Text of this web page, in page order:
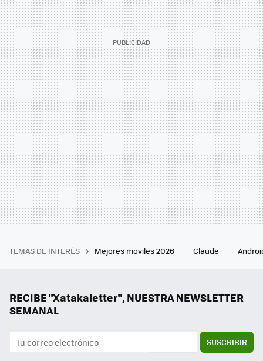
TEMAS DE INTERÉS Mejores moviles 2026 Claude
RECIBE "Xatakaletter", NUESTRA NEWSLETTER
SEMANAL
SUSCRIBIR